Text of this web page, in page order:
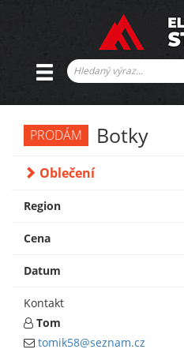
PRODÁM Botky
Oblečení
Region
Cena
Datum
Kontakt
Tom
tomik58@seznam.cz